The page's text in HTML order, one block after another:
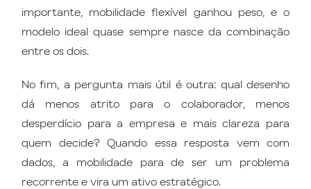
importante, mobilidade flexível ganhou peso, e o
modelo ideal quase sempre nasce da combinação
entre os dois.
No fim, a pergunta mais útil é outra: qual desenho
dá menos atrito para o colaborador, menos
desperdício para a empresa e mais clareza para
quem decide? Quando essa resposta vem com
dados, a mobilidade para de ser um problema
recorrente e vira um ativo estratégico.